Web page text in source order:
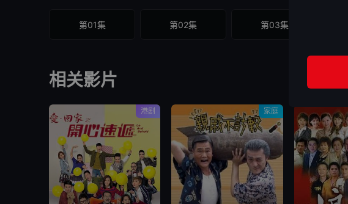
第01集 第02集 第03集
相关影片
港剧 家庭